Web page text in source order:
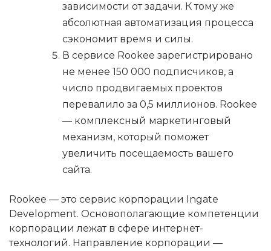
зависимости от задачи. К тому же
абсолютная автоматизация процесса
сэкономит время и силы.
В сервисе Rookee зарегистрировано
не менее 150 000 подписчиков, а
число продвигаемых проектов
перевалило за 0,5 миллионов. Rookee
— комплексный маркетинговый
механизм, который поможет
увеличить посещаемость вашего
сайта.
Rookee — это сервис корпорации Ingate
Development. Основополагающие компетенции
корпорации лежат в сфере интернет-
технологий. Направление корпорации —